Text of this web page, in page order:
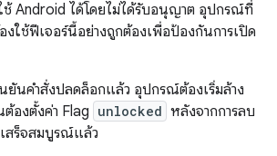
ช้ Android ได้โดยไม่ได้รับอนุญาต อุปกรณ์ที่
งใช้ฟีเจอร์นี้อย่างถูกต้องเพื่อป้องกันการเปิด
ยันคำสั่งปลดล็อกแล้ว อุปกรณ์ต้องเริ่มล้าง
องตั้งค่า Flag unlocked หลังจากการลบ
สร็จสมบูรณ์แล้ว